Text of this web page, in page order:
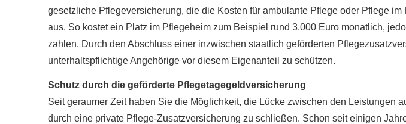
gesetzliche Pflege­ver­si­che­rung, die die Kosten für ambulante Pflege oder Pflege
aus. So kostet ein Platz im Pflegeheim zum Beispiel rund 3.000 Euro monatlich,
zahlen. Durch den Abschluss einer inzwischen staatlich geförderten
unterhaltspflichtige Angehörige vor diesem Eigenanteil zu schützen.
Schutz durch die geförderte Pflegetagegeldversicherung
Seit geraumer Zeit haben Sie die Möglichkeit, die Lücke zwischen den Leistungen
durch eine private Pflege-Zusatzversicherung zu schließen. Schon seit einigen